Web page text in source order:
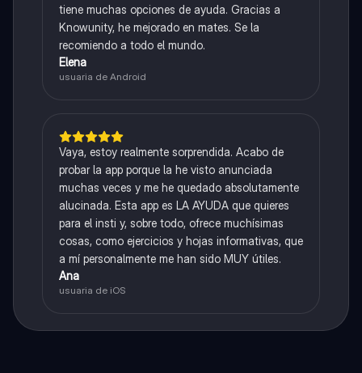
tiene muchas opciones de ayuda. Gracias a
Knowunity, he mejorado en mates. Se la
recomiendo a todo el mundo.
Elena
usuaria de Android
Vaya, estoy realmente sorprendida. Acabo de
probar la app porque la he visto anunciada
muchas veces y me he quedado absolutamente
alucinada. Esta app es LA AYUDA que quieres
para el insti y, sobre todo, ofrece muchísimas
cosas, como ejercicios y hojas informativas, que
a mí personalmente me han sido MUY útiles.
Ana
usuaria de iOS